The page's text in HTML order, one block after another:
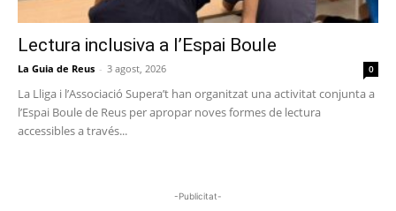
Lectura inclusiva a l’Espai Boule
La Guia de Reus - 3 agost, 2026 0
La Lliga i l’Associació Supera’t han organitzat una activitat conjunta a
l’Espai Boule de Reus per apropar noves formes de lectura
accessibles a través...
-Publicitat-